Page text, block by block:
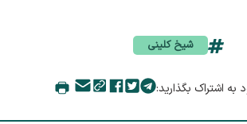
شیخ کلینی
به اشتراک بگذارید: